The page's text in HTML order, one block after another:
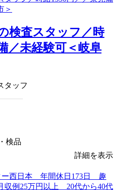
検査スタッフ／時
／未経験可＜岐阜
タッフ
検品
詳細を表示